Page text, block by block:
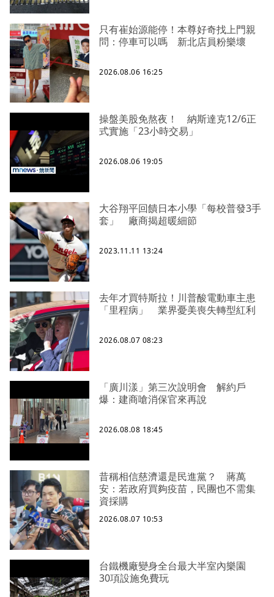
只有崔始源能停！本尊好奇找上門親
問：停車可以嗎 新北店員粉樂壞
2026.08.06 16:25
操盤美股免熬夜！ 納斯達克12/6正
式實施「23小時交易」
2026.08.06 19:05
大谷翔平回饋日本小學「每校普發3手
套」 廠商揭超暖細節
2023.11.11 13:24
去年才買特斯拉！川普酸電動車主患
「里程病」 業界憂美喪失轉型紅利
2026.08.07 08:23
「廣川漾」第三次說明會 解約戶
爆：建商嗆消保官來再說
2026.08.08 18:45
昔稱相信慈濟還是民進黨？ 蔣萬
安：若政府買夠疫苗，民團也不需集
資採購
2026.08.07 10:53
台鐵機廠變身全台最大半室內樂園
30項設施免費玩